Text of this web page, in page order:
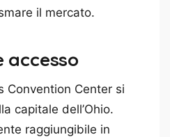
il mercato.
accesso
Convention Center si
capitale dell’Ohio.
raggiungibile in